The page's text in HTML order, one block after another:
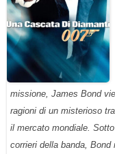
missione, James Bond
ragioni di un misterioso
il mercato mondiale.
corrieri della banda,